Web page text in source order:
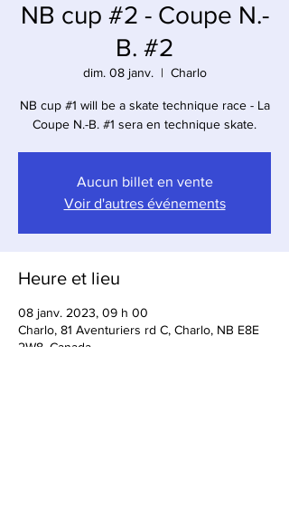
NB cup #2 - Coupe N.-
B. #2
dim. 08 janv.
  |
Charlo
NB cup #1 will be a skate technique race - La
Coupe N.-B. #1 sera en technique skate.
Aucun billet en vente
Voir d'autres événements
Heure et lieu
08 janv. 2023, 09 h 00
Charlo, 81 Aventuriers rd C, Charlo, NB E8E
2W8, Canada